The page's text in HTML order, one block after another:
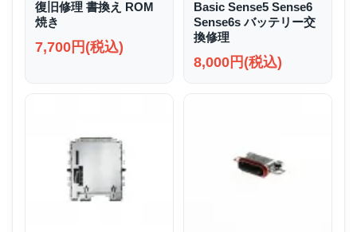
復旧修理 書換え ROM
焼き
7,700円(税込)
Basic Sense5 Sense6
Sense6s バッテリー交
換修理
8,000円(税込)